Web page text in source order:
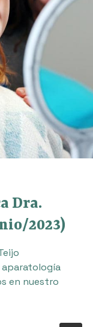
Dra.
2023)
en nuestro